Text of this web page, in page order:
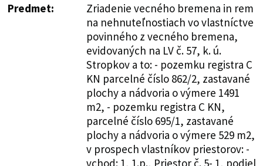
Predmet:
Zriadenie vecného bremena in rem
na nehnuteľnostiach vo vlastníctve
povinného z vecného bremena,
evidovaných na LV č. 57, k. ú.
Stropkov a to: - pozemku registra C
KN parcelné číslo 862/2, zastavané
plochy a nádvoria o výmere 1491
m2, - pozemku registra C KN,
parcelné číslo 695/1, zastavané
plochy a nádvoria o výmere 529 m2,
v prospech vlastníkov priestorov: -
vchod: 1, 1.p., Priestor č. 5- 1, podiel